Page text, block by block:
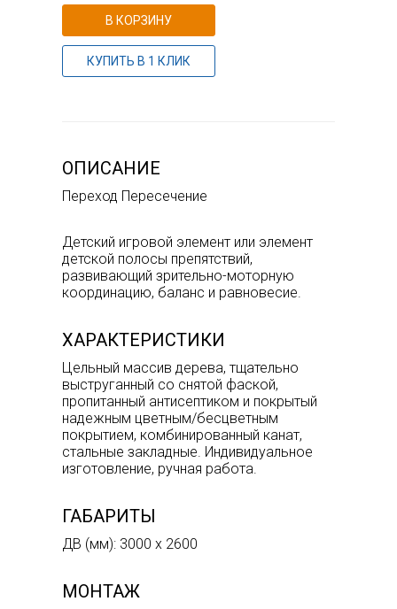
В КОРЗИНУ
КУПИТЬ В 1 КЛИК
ОПИСАНИЕ
Переход Пересечение
Детский игровой элемент или элемент
детской полосы препятствий,
развивающий зрительно-моторную
координацию, баланс и равновесие.
ХАРАКТЕРИСТИКИ
Цельный массив дерева, тщательно
выструганный со снятой фаской,
пропитанный антисептиком и покрытый
надежным цветным/бесцветным
покрытием, комбинированный канат,
стальные закладные. Индивидуальное
изготовление, ручная работа.
ГАБАРИТЫ
ДВ (мм): 3000 х 2600
МОНТАЖ